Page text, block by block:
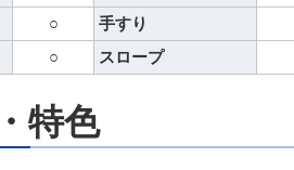
○ 手すり
○ スロープ
特色